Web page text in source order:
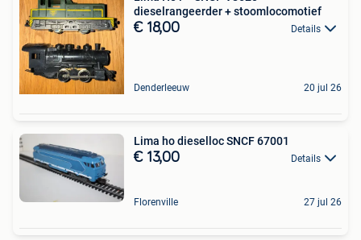
dieselrangeerder + stoomlocomotief
€ 18,00 Details
Denderleeuw 20 jul 26
Lima ho dieselloc SNCF 67001
€ 13,00 Details
Florenville 27 jul 26